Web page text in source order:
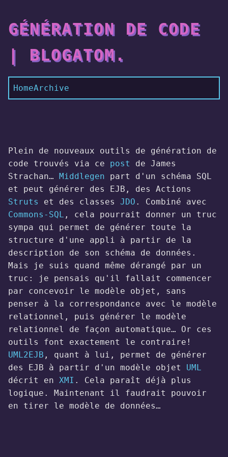
GÉNÉRATION DE CODE
| BLOGATOM.
HomeArchive
Plein de nouveaux outils de génération de
code trouvés via ce post
de James
Strachan… Middlegen part d'un schéma SQL
et peut générer des EJB, des Actions
Struts
et des classes JDO . Combiné avec
Commons-SQL , cela pourrait donner un truc
sympa qui permet de générer toute la
structure d'une appli à partir de la
description de son schéma de données.
Mais je suis quand même dérangé par un
truc: je pensais qu'il fallait commencer
par concevoir le modèle objet, sans
penser à la correspondance avec le modèle
relationnel, puis générer le modèle
relationnel de façon automatique… Or ces
outils font exactement le contraire!
UML2EJB , quant à lui, permet de générer
des EJB à partir d'un modèle objet UML
décrit en XMI . Cela paraît déjà plus
logique. Maintenant il faudrait pouvoir
en tirer le modèle de données…